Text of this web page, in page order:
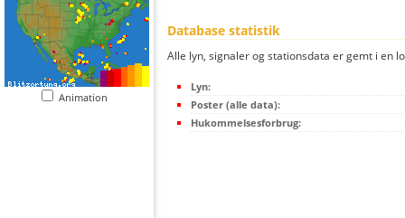
Animation
Database statistik
Alle lyn, signaler og stationsdata er gemt i en
Lyn:
Poster (alle data):
Hukommelsesforbrug: